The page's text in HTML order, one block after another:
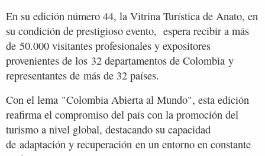
En su edición número 44, la Vitrina Turística de Anato, en
su condición de prestigioso evento, espera recibir a más
de 50.000 visitantes profesionales y expositores
provenientes de los 32 departamentos de Colombia y
representantes de más de 32 países.
Con el lema "Colombia Abierta al Mundo", esta edición
reafirma el compromiso del país con la promoción del
turismo a nivel global, destacando su capacidad
de adaptación y recuperación en un entorno en constante